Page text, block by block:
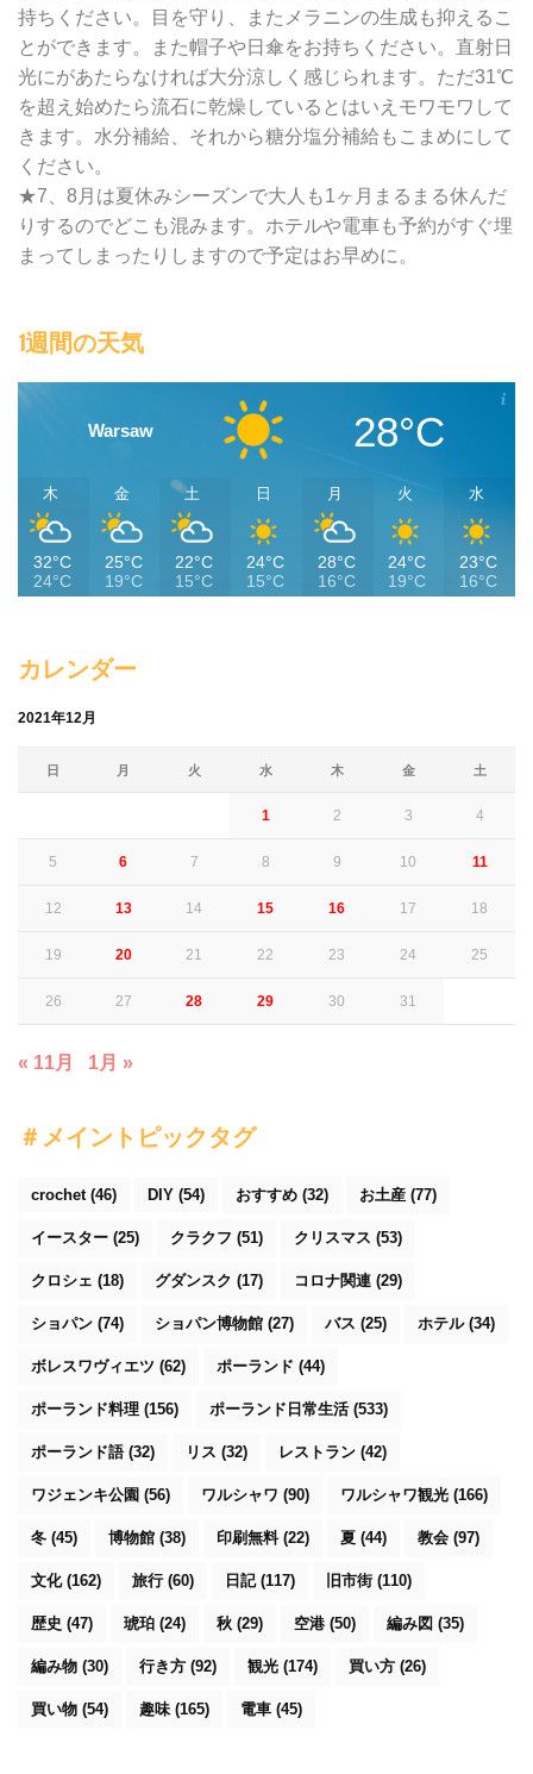
持ちください。目を守り、またメラニンの生成も抑えるこ
とができます。また帽子や日傘をお持ちください。直射日
光にがあたらなければ大分涼しく感じられます。ただ31℃
を超え始めたら流石に乾燥しているとはいえモワモワして
きます。水分補給、それから糖分塩分補給もこまめにして
ください。
★7、8月は夏休みシーズンで大人も1ヶ月まるまる休んだ
りするのでどこも混みます。ホテルや電車も予約がすぐ埋
まってしまったりしますので予定はお早めに。
1週間の天気
Warsaw 28°C
木
32°C
24°C
金
25°C
19°C
土
22°C
15°C
日
24°C
15°C
月
28°C
16°C
火
24°C
19°C
水
23°C
16°C
カレンダー
2021年12月
日 月 火 水 木 金 土
1 2 3 4
5 6 7 8 9 10 11
12 13 14 15 16 17 18
19 20 21 22 23 24 25
26 27 28 29 30 31
« 11月 1月 »
＃メイントピックタグ
crochet(46) DIY (54) おすすめ (32) お土産 (77)
イースター (25) クラクフ (51) クリスマス (53)
クロシェ (18) グダンスク (17) コロナ関連 (29)
ショパン (74) ショパン博物館 (27) バス (25) ホテル(34)
ボレスワヴィエツ (62) ポーランド (44)
ポーランド料理 (156) ポーランド日常生活(533)
ポーランド語(32) リス (32) レストラン (42)
ワジェンキ公園 (56) ワルシャワ (90) ワルシャワ観光 (166)
冬 (45) 博物館 (38) 印刷無料(22) 夏 (44) 教会 (97)
文化(162) 旅行 (60) 日記(117) 旧市街 (110)
歴史 (47) 琥珀 (24) 秋 (29) 空港 (50) 編み図 (35)
編み物 (30) 行き方 (92) 観光 (174) 買い方 (26)
買い物 (54) 趣味(165) 電車 (45)